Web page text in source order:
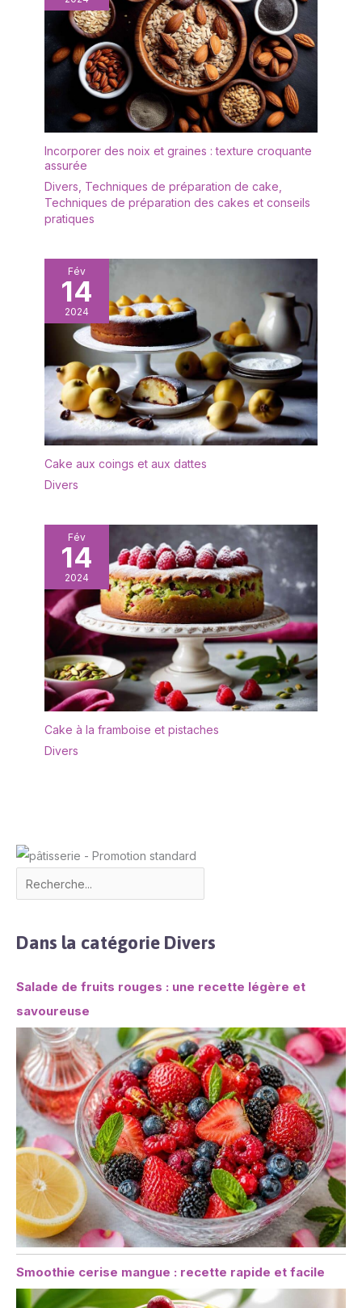
Incorporer des noix et graines : texture croquante
assurée
Divers Techniques de préparation de cake
Techniques de préparation des cakes et conseils
pratiques
Fév
14
2024
Cake aux coings et aux dattes
Divers
Fév
14
2024
Cake à la framboise et pistaches
Divers
Dans la catégorie Divers
Salade de fruits rouges : une recette légère et
savoureuse
Smoothie cerise mangue : recette rapide et facile